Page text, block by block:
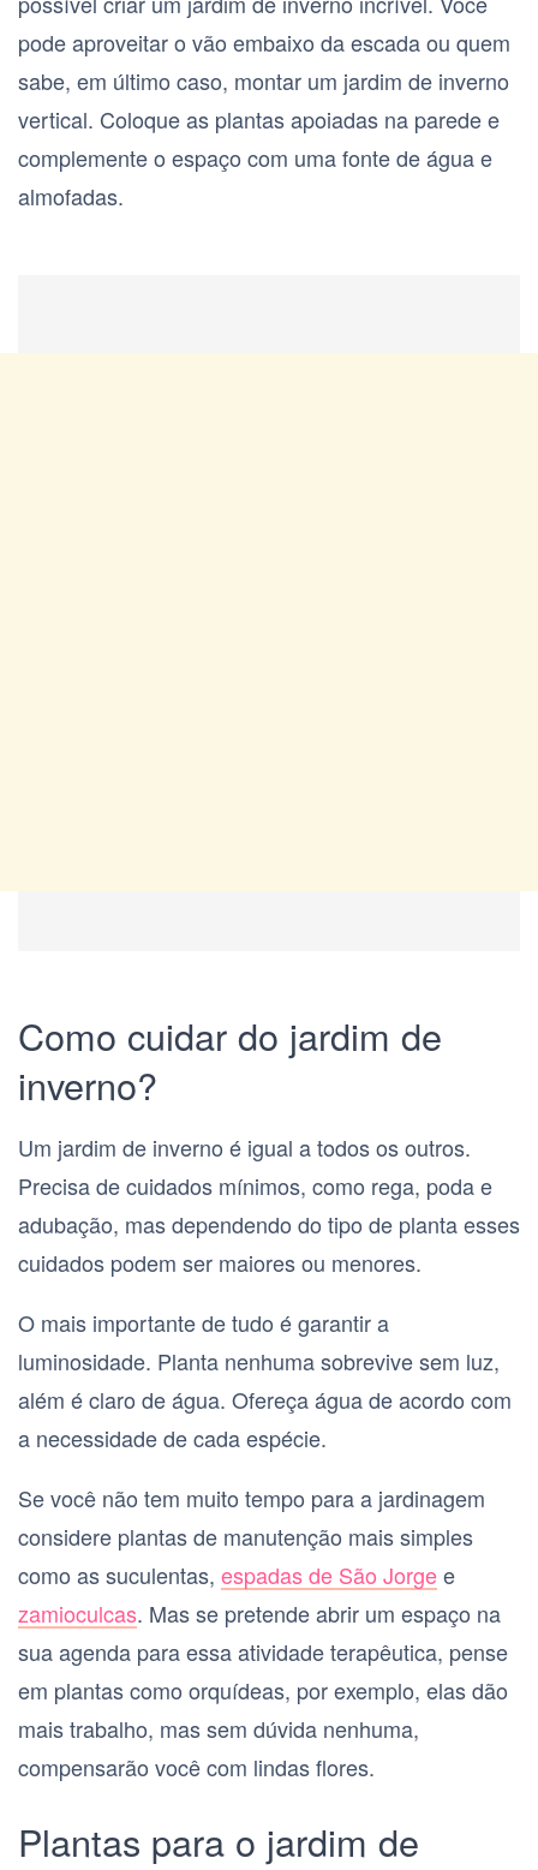
pode aproveitar o vão embaixo da escada ou quem
sabe, em último caso, montar um jardim de inverno
vertical. Coloque as plantas apoiadas na parede e
complemente o espaço com uma fonte de água e
almofadas.
Como cuidar do jardim de
inverno?
Um jardim de inverno é igual a todos os outros.
Precisa de cuidados mínimos, como rega, poda e
adubação, mas dependendo do tipo de planta esses
cuidados podem ser maiores ou menores.
O mais importante de tudo é garantir a
luminosidade. Planta nenhuma sobrevive sem luz,
além é claro de água. Ofereça água de acordo com
a necessidade de cada espécie.
Se você não tem muito tempo para a jardinagem
considere plantas de manutenção mais simples
como as suculentas, espadas de São Jorgee
zamioculcas. Mas se pretende abrir um espaço na
sua agenda para essa atividade terapêutica, pense
em plantas como orquídeas, por exemplo, elas dão
mais trabalho, mas sem dúvida nenhuma,
compensarão você com lindas flores.
Plantas para o jardim de